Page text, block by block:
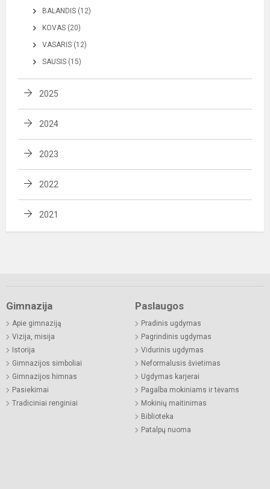
BALANDIS (12)
KOVAS (20)
VASARIS (12)
SAUSIS (15)
2025
2024
2023
2022
2021
Gimnazija
Apie gimnaziją
Vizija, misija
Istorija
Gimnazijos simboliai
Gimnazijos himnas
Pasiekimai
Tradiciniai renginiai
Paslaugos
Pradinis ugdymas
Pagrindinis ugdymas
Vidurinis ugdymas
Neformalusis švietimas
Ugdymas karjerai
Pagalba mokiniams ir tėvams
Mokinių maitinimas
Biblioteka
Patalpų nuoma